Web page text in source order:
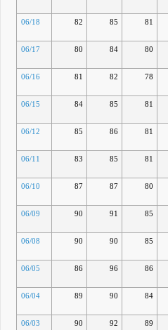
06/18 82 85 81
06/17
80 84 80
06/16 81 82 78
06/15 84 85 81
06/12 85 86 81
06/11 83 85 81
06/10 87 87 80
06/09 90 91 85
06/08 90 90 85
06/05 86 96 86
06/04
89 90 84
06/03 90 92 89